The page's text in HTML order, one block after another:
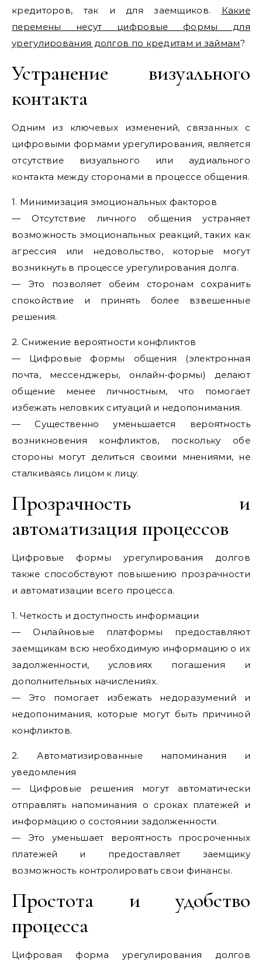
кредиторов, так и для заемщиков. Какие
перемены несут цифровые формы для
урегулирования долгов по кредитам и займам?
Устранение визуального
контакта
Одним из ключевых изменений, связанных с
цифровыми формами урегулирования, является
отсутствие визуального или аудиального
контакта между сторонами в процессе общения.
1. Минимизация эмоциональных факторов
— Отсутствие личного общения устраняет
возможность эмоциональных реакций, таких как
агрессия или недовольство, которые могут
возникнуть в процессе урегулирования долга.
— Это позволяет обеим сторонам сохранить
спокойствие и принять более взвешенные
решения.
2. Снижение вероятности конфликтов
— Цифровые формы общения (электронная
почта, мессенджеры, онлайн-формы) делают
общение менее личностным, что помогает
избежать неловких ситуаций и недопонимания.
— Существенно уменьшается вероятность
возникновения конфликтов, поскольку обе
стороны могут делиться своими мнениями, не
сталкиваясь лицом к лицу.
Прозрачность и
автоматизация процессов
Цифровые формы урегулирования долгов
также способствуют повышению прозрачности
и автоматизации всего процесса.
1. Четкость и доступность информации
— Онлайновые платформы предоставляют
заемщикам всю необходимую информацию о их
задолженности, условиях погашения и
дополнительных начислениях.
— Это помогает избежать недоразумений и
недопонимания, которые могут быть причиной
конфликтов.
2. Автоматизированные напоминания и
уведомления
— Цифровые решения могут автоматически
отправлять напоминания о сроках платежей и
информацию о состоянии задолженности.
— Это уменьшает вероятность просроченных
платежей и предоставляет заемщику
возможность контролировать свои финансы.
Простота и удобство
процесса
Цифровая форма урегулирования долгов